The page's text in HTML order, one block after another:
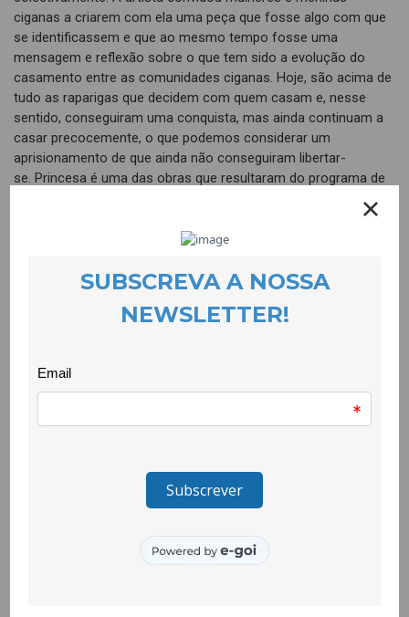
ciganas a criarem com ela uma peça que fosse algo com que
se identificassem e que ao mesmo tempo fosse uma
mensagem e reflexão sobre o que tem sido a evolução do
casamento entre as comunidades ciganas. Hoje, são acima de
tudo as raparigas que decidem com quem casam e, nesse
sentido, conseguiram uma conquista, mas ainda continuam a
casar precocemente, o que podemos considerar um
aprisionamento de que ainda não conseguiram libertar-
se. Princesa é uma das obras que resultaram do programa de
promove e que acolhe designers nacionais e internacionais. A
sua inauguração no New Hand Lab envolveu as suas criadoras.
podia deixar de estar presente.